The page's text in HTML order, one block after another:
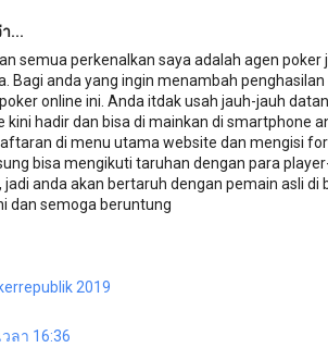
...
semua perkenalkan saya adalah agen poker
Bagi anda yang ingin menambah
online ini. Anda itdak usah jauh-jauh
kini hadir dan bisa di mainkan di smartphone
di menu utama website dan mengisi
bisa mengikuti taruhan dengan para
jadi anda akan bertaruh dengan pemain asli di
dan semoga beruntung
2019
ลา 16:36